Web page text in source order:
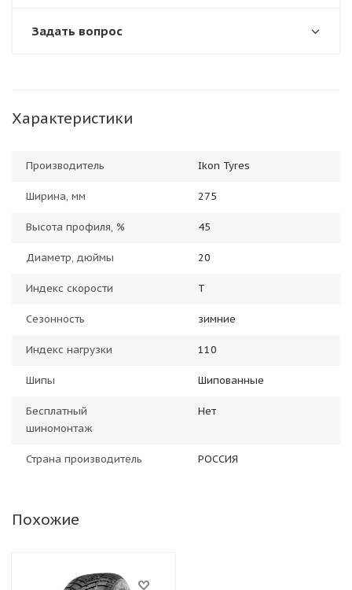
Задать вопрос
Характеристики
Производитель Ikon Tyres
Ширина, мм 275
Высота профиля, % 45
Диаметр, дюймы 20
Индекс скорости T
Сезонность зимние
Индекс нагрузки 110
Шипы Шипованные
Бесплатный
шиномонтаж
Нет
Страна производитель РОССИЯ
Похожие